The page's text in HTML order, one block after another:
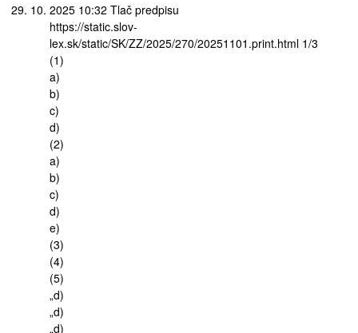
2025 10:32 Tlač predpisu
https://static.slov-
lex.sk/static/SK/ZZ/2025/270/20251101.print.html 1/3
(1)
a)
b)
c)
d)
(2)
a)
b)
c)
d)
e)
(3)
(4)
(5)
„d)
„d)
„d)